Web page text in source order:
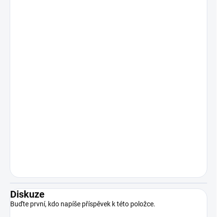
Diskuze
Buďte první, kdo napíše příspěvek k této položce.